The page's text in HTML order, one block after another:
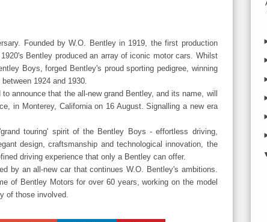
Founded by W.O. Bentley in 1919, the first production
Bentley produced an array of iconic motor cars. Whilst
Boys, forged Bentley's proud sporting pedigree, winning
1924 and 1930.
announce that the all-new grand Bentley, and its name, will
in Monterey, California on 16 August. Signalling a new era
touring' spirit of the Bentley Boys - effortless driving,
design, craftsmanship and technological innovation, the
driving experience that only a Bentley can offer.
by an all-new car that continues W.O. Bentley's ambitions.
of Bentley Motors for over 60 years, working on the model
of those involved.